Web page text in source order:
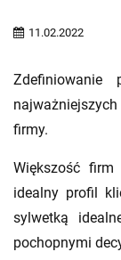
11.02.2022
najważniejszych
firmy.
Większość
idealny profil
sylwetką
pochopnymi